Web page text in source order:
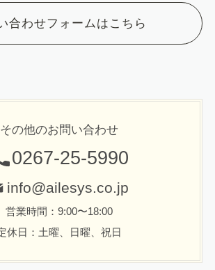
合わせフォームはこちら
その他のお問い合わせ
0267-25-5990
info@ailesys.co.jp
営業時間：9:00〜18:00
休日：土曜、日曜、祝日